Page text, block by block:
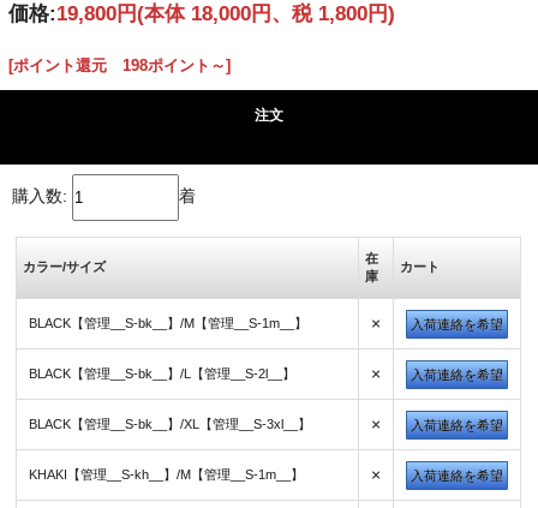
価格:19,800円(本体 18,000円、税 1,800円)
[ポイント還元 198ポイント～]
注文
購入数: 着
カラー/サイズ
在
庫
カート
BLACK【管理__S-bk__】/M【管理__S-1m__】 × 入荷連絡を希望
BLACK【管理__S-bk__】/L【管理__S-2l__】 × 入荷連絡を希望
BLACK【管理__S-bk__】/XL【管理__S-3xl__】 × 入荷連絡を希望
KHAKI【管理__S-kh__】/M【管理__S-1m__】 × 入荷連絡を希望